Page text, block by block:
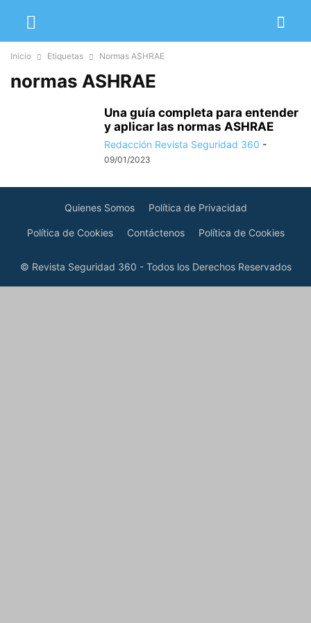
Inicio Etiquetas Normas ASHRAE
normas ASHRAE
Una guía completa para entender
y aplicar las normas ASHRAE
Redacción Revista Seguridad 360 -
09/01/2023
Quienes Somos Política de Privacidad
Política de Cookies Contáctenos Política de Cookies
© Revista Seguridad 360 - Todos los Derechos Reservados